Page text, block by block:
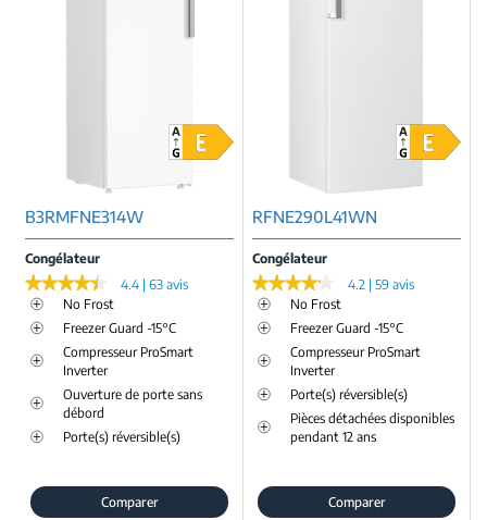
B3RMFNE314W
Congélateur
★★★★★
★★★★★
4.4 | 63 avis
No Frost
Freezer Guard -15°C
Compresseur ProSmart
Inverter
Ouverture de porte sans
débord
Porte(s) réversible(s)
Comparer
RFNE290L41WN
Congélateur
★★★★★
★★★★★
4.2 | 59 avis
No Frost
Freezer Guard -15°C
Compresseur ProSmart
Inverter
Porte(s) réversible(s)
Pièces détachées disponibles
pendant 12 ans
Comparer